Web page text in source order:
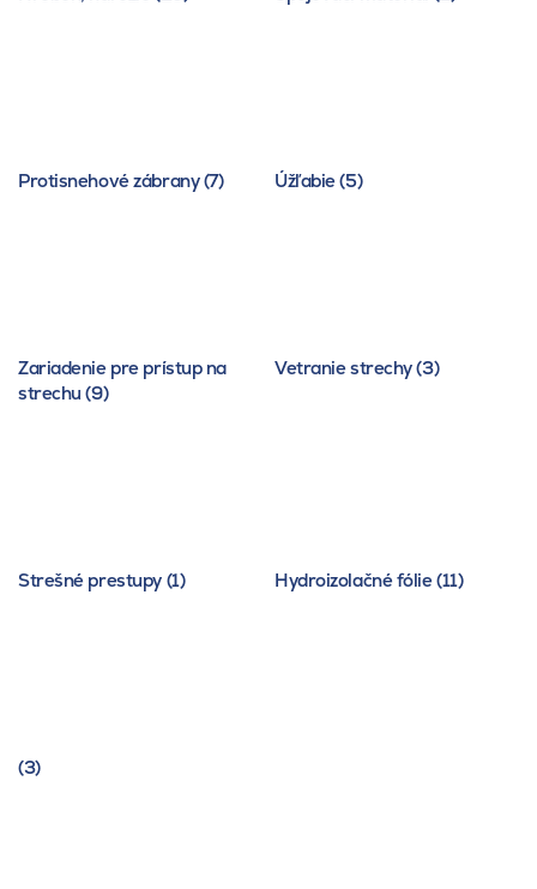
Protisnehové zábrany (7) Úžľabie (5)
Zariadenie pre prístup na
strechu (9)
Vetranie strechy (3)
Strešné prestupy (1) Hydroizolačné fólie (11)
(3)